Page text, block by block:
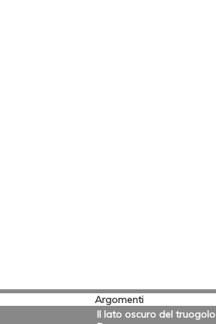
Argomenti
Il lato oscuro del truogolo